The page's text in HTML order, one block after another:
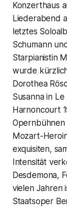
Konzerthaus
Liederabend
letztes
Schumann
Starpianistin
wurde
Dorothea
Susanna in
Harnoncourt
Mozart-
exquisiten,
Intensität
Desdemona,
vielen Jahren
Staatsoper